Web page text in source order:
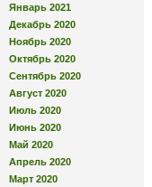
Январь 2021
Декабрь 2020
Ноябрь 2020
Октябрь 2020
Сентябрь 2020
Август 2020
Июль 2020
Июнь 2020
Май 2020
Апрель 2020
Март 2020